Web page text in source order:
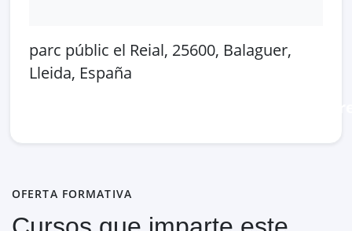
parc públic el Reial, 25600, Balaguer,
Lleida, España
OFERTA FORMATIVA